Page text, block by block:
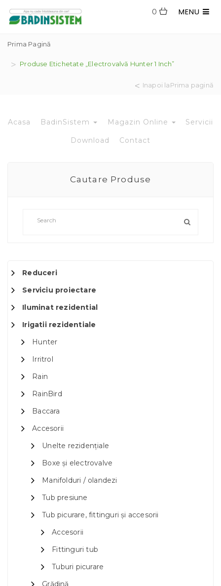
MENU
0
Prima Pagină
Produse Etichetate „electrovalvă Hunter 1 Inch”
Inapoi laPrima pagină
Acasa BadinSistem Magazin Online Servicii
Download Contact
Cautare Produse
Reduceri
Serviciu proiectare
Iluminat rezidential
Irigatii rezidentiale
Hunter
Irritrol
Rain
RainBird
Baccara
Accesorii
Unelte rezidențiale
Boxe și electrovalve
Manifolduri / olandezi
Tub presiune
Tub picurare, fittinguri și accesorii
Accesorii
Fittinguri tub
Tuburi picurare
Grădină